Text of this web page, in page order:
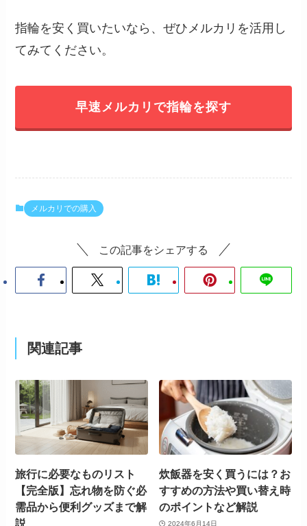
指輪を安く買いたいなら、ぜひメルカリを活用し
てみてください。
早速メルカリで指輪を探す
メルカリでの購入
この記事をシェアする
関連記事
旅行に必要なものリスト
【完全版】忘れ物を防ぐ必
需品から便利グッズまで解
説
炊飯器を安く買うには？お
すすめの方法や買い替え時
のポイントなど解説
2024年6月14日